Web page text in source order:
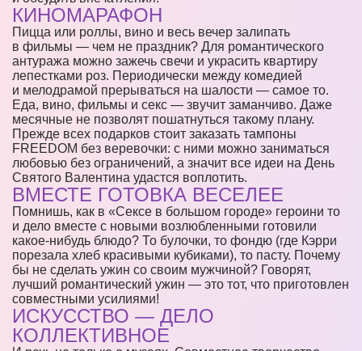
КИНОМАРАФОН
Пицца или роллы, вино и весь вечер залипать
в фильмы — чем не праздник? Для романтического
антуража можно зажечь свечи и украсить квартиру
лепестками роз. Периодически между комедией
и мелодрамой прерываться на шалости — самое то.
Еда, вино, фильмы и секс — звучит заманчиво. Даже
месячные не позволят пошатнуться такому плану.
Прежде всех подарков стоит заказать тампоны
FREEDOM без веревочки: с ними можно заниматься
любовью без ограничений, а значит все идеи на День
Святого Валентина удастся воплотить.
ВМЕСТЕ ГОТОВКА ВЕСЕЛЕЕ
Помнишь, как в «Сексе в большом городе» героини то
и дело вместе с новыми возлюбленными готовили
какое-нибудь блюдо? То булочки, то фондю (где Кэрри
порезала хлеб красивыми кубиками), то пасту. Почему
бы не сделать ужин со своим мужчиной? Говорят,
лучший романтический ужин — это тот, что приготовлен
совместными усилиями!
ИСКУССТВО — ДЕЛО
КОЛЛЕКТИВНОЕ